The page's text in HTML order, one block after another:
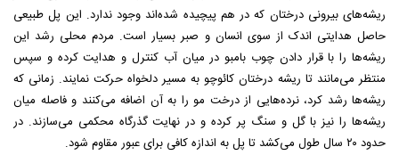
ریشه‌های بیرونی درختان که در هم پیچیده شده‌اند وجود ندارد. این پل طبیعی
حاصل هدایتی اندک از سوی انسان و صبر بسیار است. مردم محلی رشد این
ریشه‌ها را با قرار دادن چوب بامبو در میان آب کنترل و هدایت کرده و سپس
منتظر می‌مانند تا ریشه درختان کائوچو به مسیر دلخواه حرکت نمایند. زمانی که
ریشه‌ها رشد کرد، نرده‌هایی از درخت مو را به آن اضافه می‌کنند و فاصله میان
ریشه‌ها را نیز با گل و سنگ پر کرده و در نهایت گذرگاه محکمی می‌سازند. در
حدود ۲۰ سال طول می‌کشد تا پل به اندازه کافی برای عبور مقاوم شود.